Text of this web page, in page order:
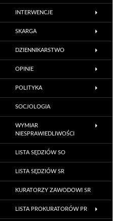
INTERWENCJE
SKARGA
DZIENNIKARSTWO
OPINIE
POLITYKA
SOCJOLOGIA
WYMIAR
NIESPRAWIEDLIWOŚCI
LISTA SĘDZIÓW SO
LISTA SĘDZIÓW SR
KURATORZY ZAWODOWI SR
LISTA PROKURATORÓW PR